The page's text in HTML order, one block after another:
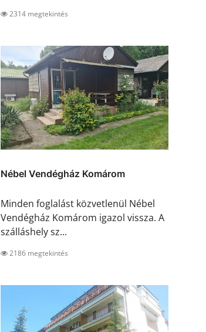
2314 megtekintés
Nébel Vendégház Komárom
Minden foglalást közvetlenül Nébel
Vendégház Komárom igazol vissza. A
szálláshely sz...
2186 megtekintés